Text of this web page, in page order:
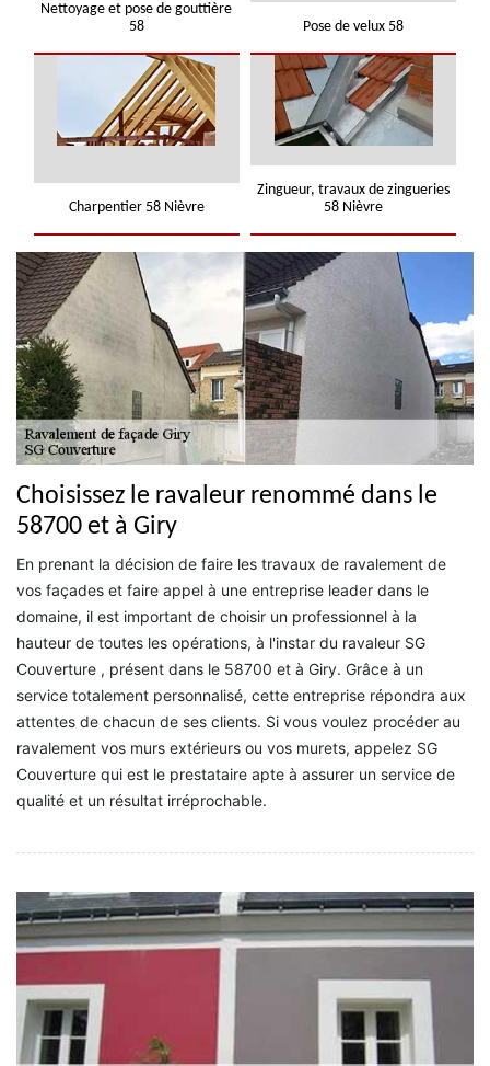
Nettoyage et pose de gouttière
58
Pose de velux 58
Charpentier 58 Nièvre
Zingueur, travaux de zingueries
58 Nièvre
Choisissez le ravaleur renommé dans le
58700 et à Giry
En prenant la décision de faire les travaux de ravalement de
vos façades et faire appel à une entreprise leader dans le
domaine, il est important de choisir un professionnel à la
hauteur de toutes les opérations, à l'instar du ravaleur SG
Couverture , présent dans le 58700 et à Giry. Grâce à un
service totalement personnalisé, cette entreprise répondra aux
attentes de chacun de ses clients. Si vous voulez procéder au
ravalement vos murs extérieurs ou vos murets, appelez SG
Couverture qui est le prestataire apte à assurer un service de
qualité et un résultat irréprochable.